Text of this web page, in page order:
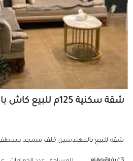
شقة سكنية 125م للبيع كاش بالمهندسين الجيزة